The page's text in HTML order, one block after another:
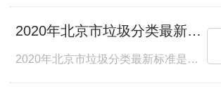
2020年北京市垃圾分类最新标准是什么？垃圾桶厂家一图带你了解
2020年北京市垃圾分类最新标准是什么？北京垃圾桶厂家带你一张图了解 2020年5月1日，新修订的《北京市生活垃圾管理条例》正式施行，这标志着北京的垃圾分类由倡导转化为法定义务。新规规定，北京市生活垃圾分为四类，分别是可回收物、厨余垃圾、有害垃圾及其他垃圾。 垃圾分类已由倡导上升到强制，落实《北